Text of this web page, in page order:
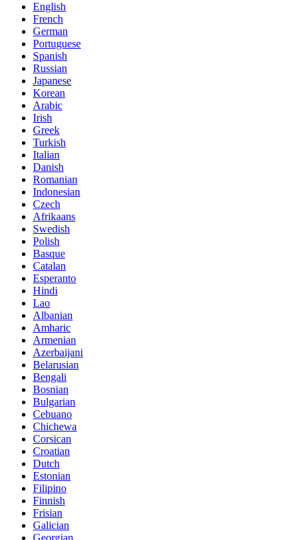
English
French
German
Portuguese
Spanish
Russian
Japanese
Korean
Arabic
Irish
Greek
Turkish
Italian
Danish
Romanian
Indonesian
Czech
Afrikaans
Swedish
Polish
Basque
Catalan
Esperanto
Hindi
Lao
Albanian
Amharic
Armenian
Azerbaijani
Belarusian
Bengali
Bosnian
Bulgarian
Cebuano
Chichewa
Corsican
Croatian
Dutch
Estonian
Filipino
Finnish
Frisian
Galician